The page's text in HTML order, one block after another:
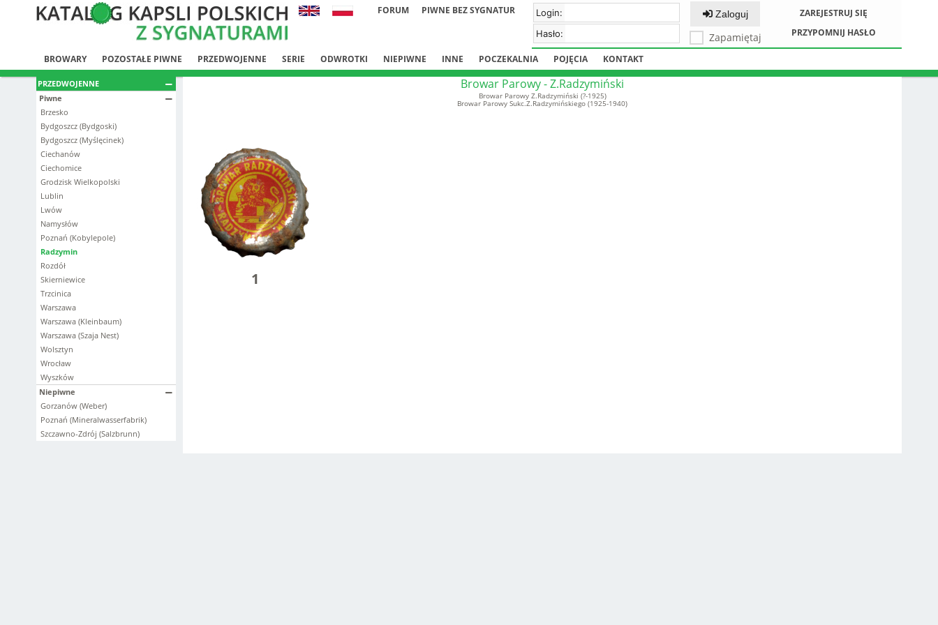
FORUM PIWNE BEZ SYGNATUR
Login:
Hasło:
Zaloguj
Zapamiętaj
ZAREJESTRUJ SIĘ
PRZYPOMNIJ HASŁO
BROWARY POZOSTAŁE PIWNE PRZEDWOJENNE SERIE ODWROTKI NIEPIWNE INNE POCZEKALNIA POJĘCIA KONTAKT
PRZEDWOJENNE
Piwne
Brzesko
Bydgoszcz (Bydgoski)
Bydgoszcz (Myślęcinek)
Ciechanów
Ciechomice
Grodzisk Wielkopolski
Lublin
Lwów
Namysłów
Poznań (Kobylepole)
Radzymin
Rozdół
Skierniewice
Trzcinica
Warszawa
Warszawa (Kleinbaum)
Warszawa (Szaja Nest)
Wolsztyn
Wrocław
Wyszków
Niepiwne
Gorzanów (Weber)
Poznań (Mineralwasserfabrik)
Szczawno-Zdrój (Salzbrunn)
Browar Parowy - Z.Radzymiński
Browar Parowy Z.Radzymiński (?-1925)
Browar Parowy Sukc.Z.Radzymińskiego (1925-1940)
1